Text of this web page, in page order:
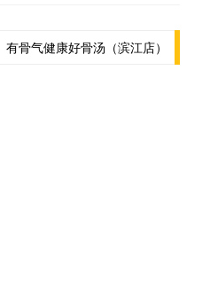
有骨气健康好骨汤（滨江店）